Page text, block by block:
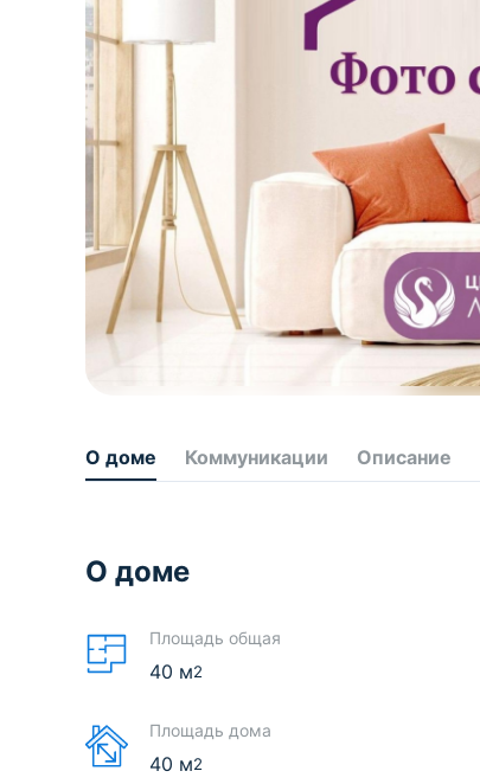
О доме Коммуникации Описание
О доме
Площадь общая
40 м2
Площадь дома
40 м2